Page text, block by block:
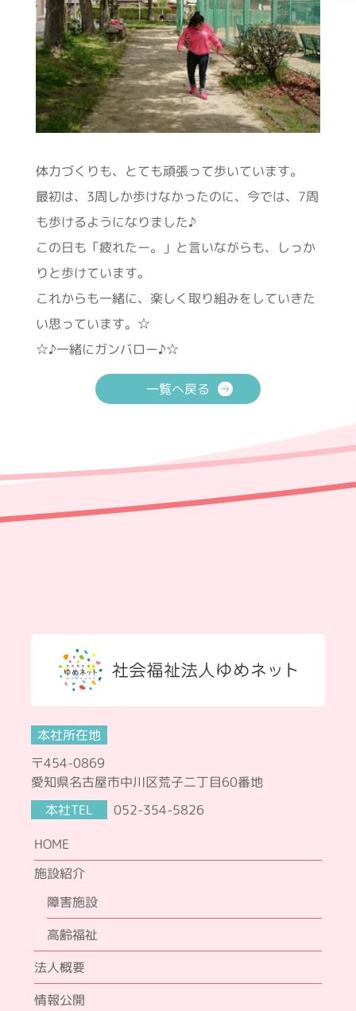
体力づくりも、とても頑張って歩いています。
最初は、3周しか歩けなかったのに、今では、7周
も歩けるようになりました♪
この日も「疲れたー。」と言いながらも、しっか
りと歩けています。
これからも一緒に、楽しく取り組みをしていきた
い思っています。☆
☆♪一緒にガンバロー♪☆
一覧へ戻る
本社所在地
〒454-0869
愛知県名古屋市中川区荒子二丁目60番地
本社TEL
052-354-5826
HOME
施設紹介
障害施設
高齢福祉
法人概要
情報公開